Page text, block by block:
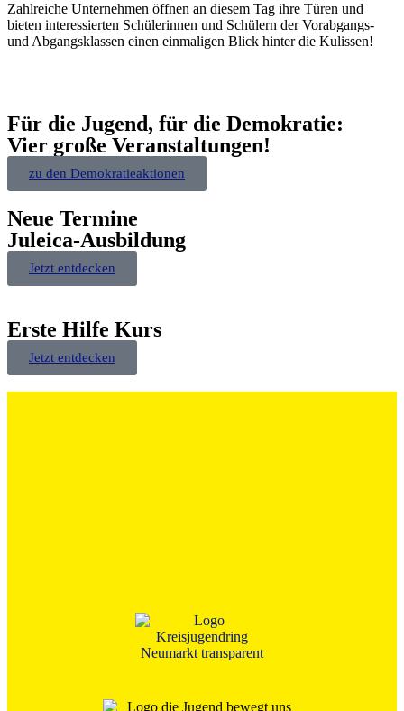
Zahlreiche Unternehmen öffnen an diesem Tag ihre Türen und
bieten interessierten Schülerinnen und Schülern der Vorabgangs-
und Abgangsklassen einen einmaligen Blick hinter die Kulissen!
Für die Jugend, für die Demokratie:
Vier große Veranstaltungen!
zu den Demokratieaktionen
Neue Termine
Juleica-Ausbildung
Jetzt entdecken
Erste Hilfe Kurs
Jetzt entdecken